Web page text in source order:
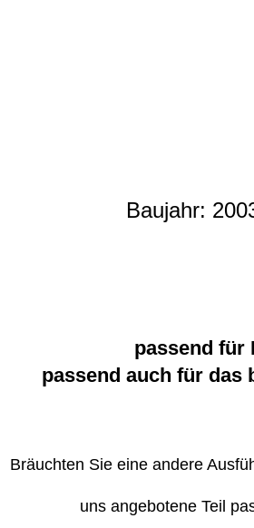
Baujahr:
passend für
passend auch für das
Bräuchten Sie eine andere
uns angebotene Teil